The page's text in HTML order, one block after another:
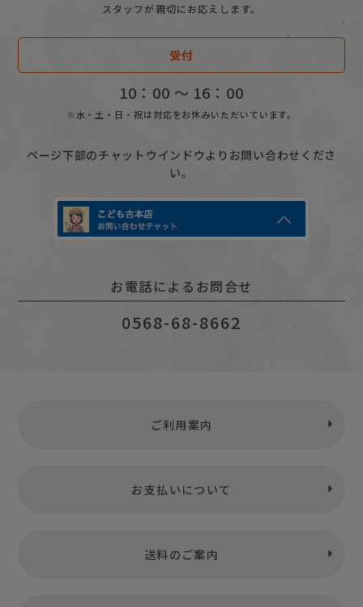
スタッフが親切にお応えします。
受付
10：00 〜 16：00
※水・土・日・祝は対応をお休みいただいています。
ページ下部のチャットウインドウよりお問い合わせくださ
い。
お電話によるお問合せ
0568-68-8662
ご利用案内
お支払いについて
送料のご案内